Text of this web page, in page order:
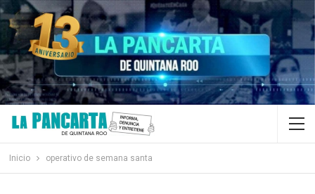
Inicio operativo de semana santa